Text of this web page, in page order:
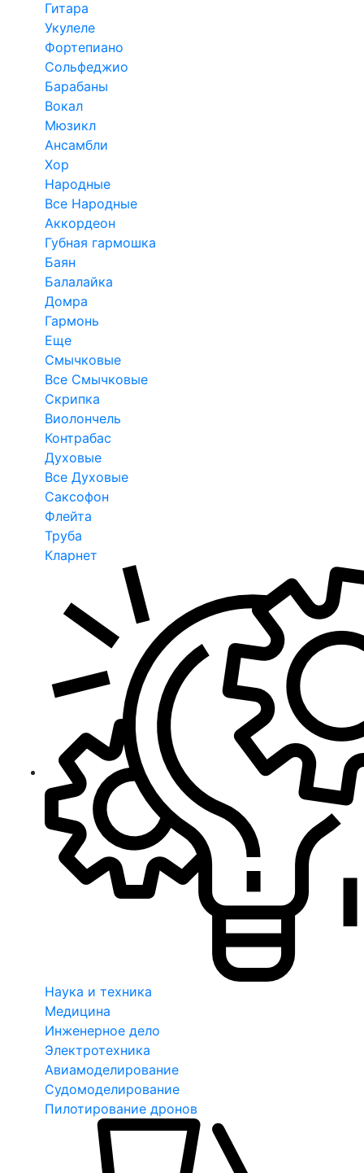
Гитара
Укулеле
Фортепиано
Сольфеджио
Барабаны
Вокал
Мюзикл
Ансамбли
Хор
Народные
Все Народные
Аккордеон
Губная гармошка
Баян
Балалайка
Домра
Гармонь
Еще
Смычковые
Все Смычковые
Скрипка
Виолончель
Контрабас
Духовые
Все Духовые
Саксофон
Флейта
Труба
Кларнет
Наука и техника
Медицина
Инженерное дело
Электротехника
Авиамоделирование
Судомоделирование
Пилотирование дронов